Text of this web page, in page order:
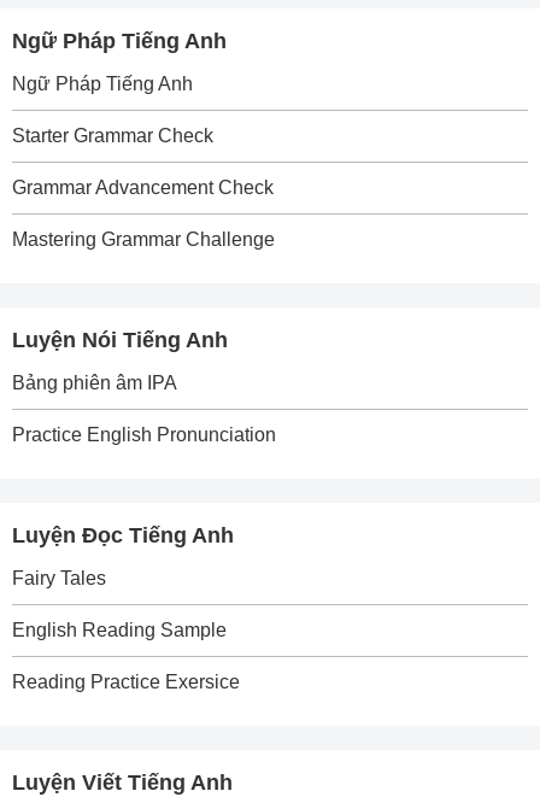
Ngữ Pháp Tiếng Anh
Ngữ Pháp Tiếng Anh
Starter Grammar Check
Grammar Advancement Check
Mastering Grammar Challenge
Luyện Nói Tiếng Anh
Bảng phiên âm IPA
Practice English Pronunciation
Luyện Đọc Tiếng Anh
Fairy Tales
English Reading Sample
Reading Practice Exersice
Luyện Viết Tiếng Anh